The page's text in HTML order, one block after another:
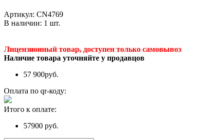
Артикул: CN4769
В наличии: 1 шт.
Лицензионный товар, доступен только самовывоз
Наличие товара уточняйте у продавцов
57 900руб.
Оплата по qr-коду:
Итого к оплате:
57900 руб.